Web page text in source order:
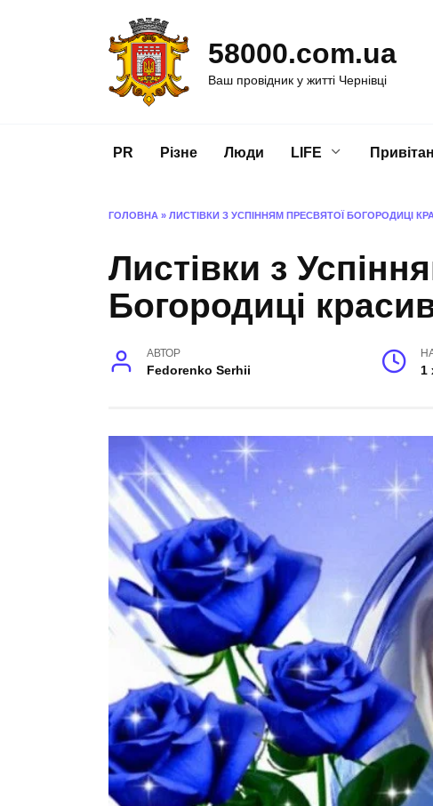
58000.com.ua
Ваш провідник у житті Чернівці
PR Різне Люди LIFE
ГОЛОВНА » ЛИСТІВКИ З УСПІННЯМ ПРЕСВЯТОЇ БОГОРОДИЦІ
Листівки з
Богородиці
АВТОР
Fedorenko Serhii 1